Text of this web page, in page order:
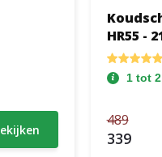
HR55 -
1 tot
489
339